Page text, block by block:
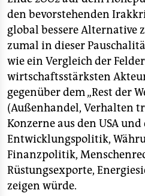
den bevorstehenden
global bessere Alternative
zumal in dieser
wie ein Vergleich der
wirtschaftsstärksten
gegenüber dem „Rest der
(Außenhandel, Verhalten
Konzerne aus den USA und
Entwicklungspolitik,
Finanzpolitik,
Rüstungsexporte,
zeigen würde.